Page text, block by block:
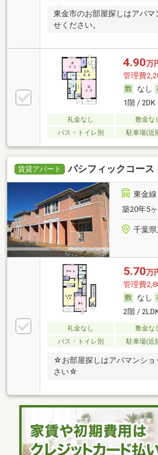
東金市のお部屋探しはアパ
せください。
4.90万
管理費
なし
1階 / 2DK
礼金なし 敷金な
バス・トイレ別
駐車場(近
賃貸アパート パシフィックコース
東金
築20年5
千葉
5.70万
管理費
なし
2階 /
礼金なし 敷金な
バス・トイレ別
駐車場(近
☆お部屋探しはアパマンショ
さい☆